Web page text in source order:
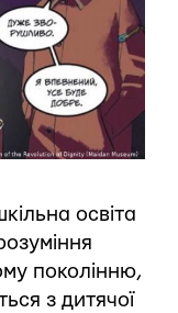
освіта
поколінню,
з дитячої